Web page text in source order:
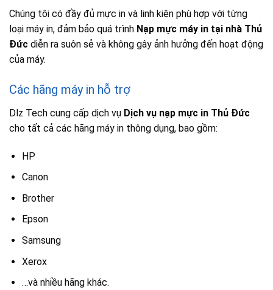
Chúng tôi có đầy đủ mực in và linh kiện phù hợp với từng
loại máy in, đảm bảo quá trình Nạp mực máy in tại nhà Thủ
Đức diễn ra suôn sẻ và không gây ảnh hưởng đến hoạt động
của máy.
Các hãng máy in hỗ trợ
Dlz Tech cung cấp dịch vụ Dịch vụ nạp mực in Thủ Đức
cho tất cả các hãng máy in thông dụng, bao gồm:
HP
Canon
Brother
Epson
Samsung
Xerox
…và nhiều hãng khác.